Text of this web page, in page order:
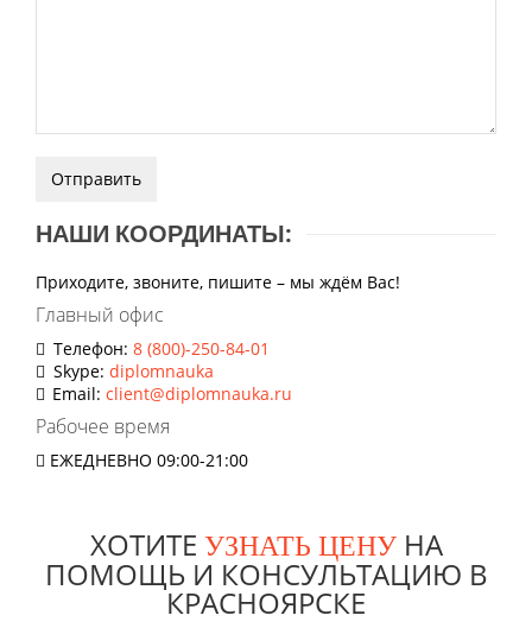
НАШИ КООРДИНАТЫ:
Приходите, звоните, пишите – мы ждём Вас!
Главный офис
Телефон: 8 (800)-250-84-01
Skype: diplomnauka
Email: client@diplomnauka.ru
Рабочее время
ЕЖЕДНЕВНО 09:00-21:00
ХОТИТЕ УЗНАТЬ ЦЕНУНА
ПОМОЩЬ И КОНСУЛЬТАЦИЮ В
КРАСНОЯРСКЕ